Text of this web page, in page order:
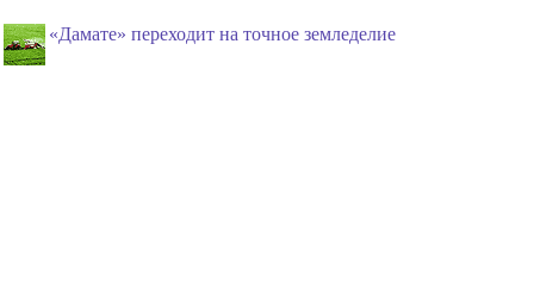
«Дамате» переходит на точное земледелие